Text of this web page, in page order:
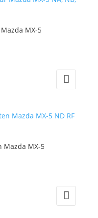
MX-5
Mazda MX-5